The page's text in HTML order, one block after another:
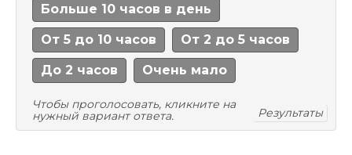
Больше 10 часов в день
От 5 до 10 часов От 2 до 5 часов
До 2 часов Очень мало
Чтобы проголосовать, кликните на
нужный вариант ответа.
Результаты